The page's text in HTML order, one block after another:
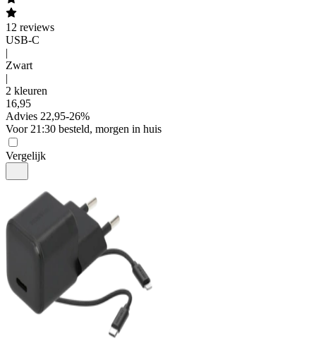
12 reviews
USB-C
|
Zwart
|
2 kleuren
16,95
Advies 22,95-26%
Voor 21:30 besteld, morgen in huis
Vergelijk